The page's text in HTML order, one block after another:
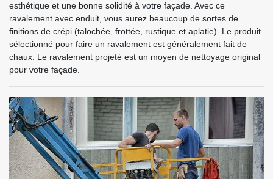
esthétique et une bonne solidité à votre façade. Avec ce
ravalement avec enduit, vous aurez beaucoup de sortes de
finitions de crépi (talochée, frottée, rustique et aplatie). Le produit
sélectionné pour faire un ravalement est généralement fait de
chaux. Le ravalement projeté est un moyen de nettoyage original
pour votre façade.